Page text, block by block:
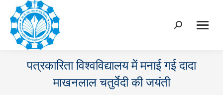
Search:
पत्रकारिता विश्वविद्यालय में मनाई गई दादा
माखनलाल चतुर्वेदी की जयंती